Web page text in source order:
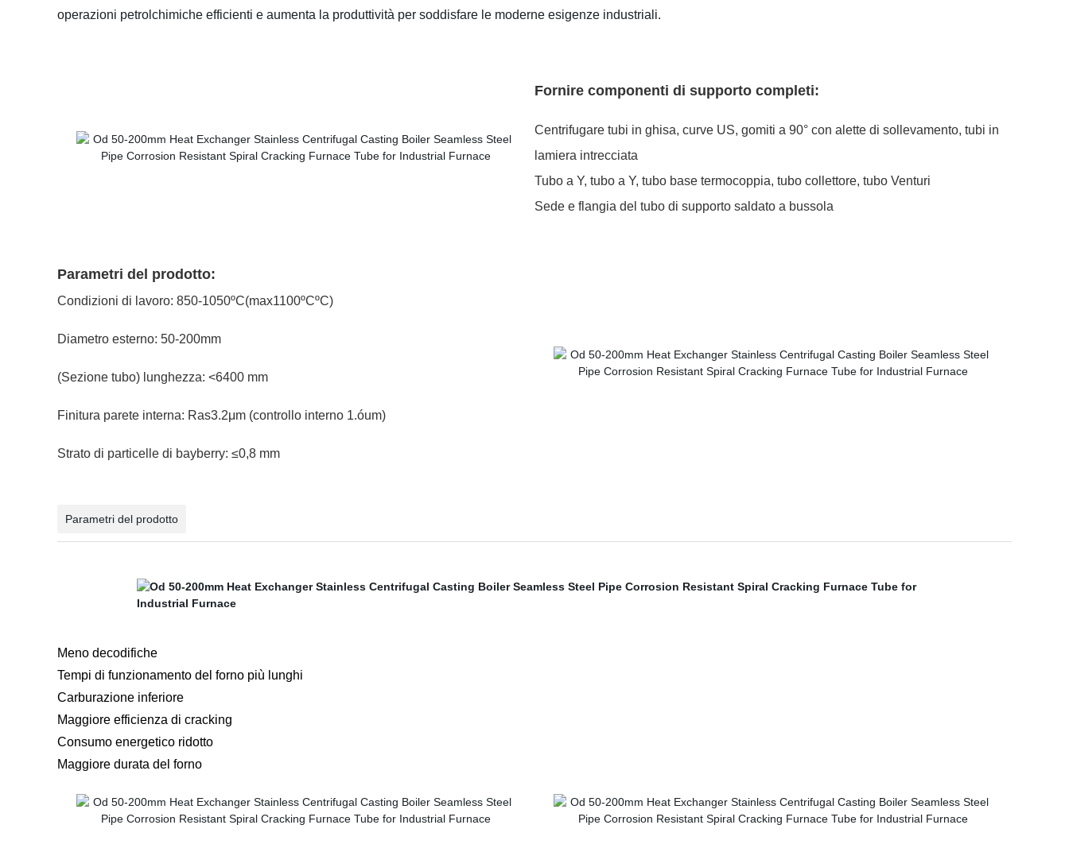
operazioni petrolchimiche efficienti e aumenta la produttività per soddisfare le moderne esigenze industriali.
Fornire componenti di supporto completi:
Centrifugare tubi in ghisa, curve US, gomiti a 90° con alette di sollevamento, tubi in
lamiera intrecciata
Tubo a Y, tubo a Y, tubo base termocoppia, tubo collettore, tubo Venturi
Sede e flangia del tubo di supporto saldato a bussola
Parametri del prodotto:
Condizioni di lavoro: 850-1050ºC(max1100ºCºC)
Diametro esterno: 50-200mm
(Sezione tubo) lunghezza: <6400 mm
Finitura parete interna: Ras3.2μm (controllo interno 1.óum)
Strato di particelle di bayberry: ≤0,8 mm
Parametri del prodotto
Meno decodifiche
Tempi di funzionamento del forno più lunghi
Carburazione inferiore
Maggiore efficienza di cracking
Consumo energetico ridotto
Maggiore durata del forno